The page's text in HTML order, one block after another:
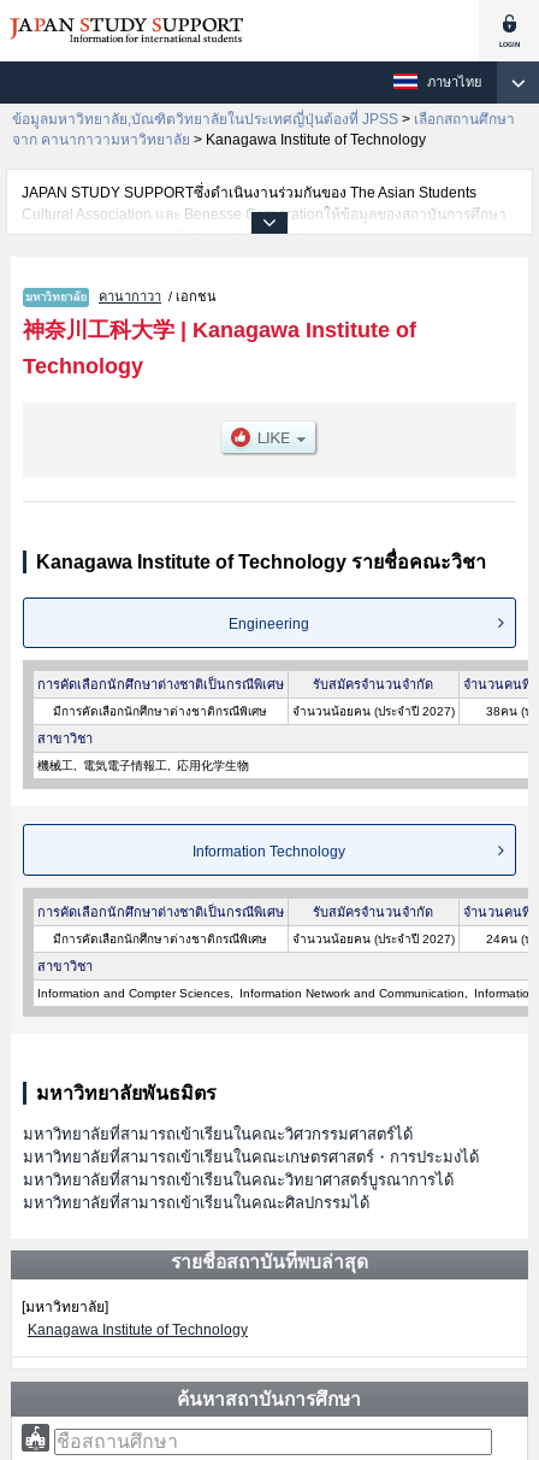
ภาษาไทย
ข้อมูลมหาวิทยาลัย,บัณฑิตวิทยาลัยในประเทศญี่ปุ่นต้องที่ JPSS > เลือกสถานศึกษา
จาก คานากาวามหาวิทยาลัย > Kanagawa Institute of Technology
JAPAN STUDY SUPPORTซึ่งดำเนินงานร่วมกันของ The Asian Students
Cultural Association และ Benesse Corporationให้ข้อมูลของสถาบันการศึกษา
ระดับมหาวิทยาลัย・บัณฑิตวิทยาลัย・วิทยาลัยระดับอนุปริญญา・วิทยาลัย
สำหรับนักศึกษาต่างชาติเช่นข้อมูลของแต่ละคณะ,ข้อมูลการสอบคัดเลือกเข้า
ศึกษาเช่นจำนวนคนที่รับสมัครหรือจำนวนคนที่ผ่านการสอบคัดเลือก
เป็นต้น,แนะนำสถานที่,การเดินทางเป็นต้นไว้ด้วยดังนั้นขอเชิญใช้บริการค้นหา
ข้อมูลตามอัธยาศัย
คานากาวา / เอกชน
神奈川工科大学| Kanagawa Institute of
Technology
Kanagawa Institute of Technology รายชื่อคณะวิชา
Engineering
การคัดเลือกนักศึกษาต่างชาติเป็นกรณีพิเศษ รับสมัครจำนวนจำกัด จำนวนคนที่
มีการคัดเลือกนักศึกษาต่างชาติกรณีพิเศษ จำนวนน้อยคน (ประจำปี 2027) 38คน (ป
สาขาวิชา
機械工 電気電子情報工 応用化学生物
Information Technology
การคัดเลือกนักศึกษาต่างชาติเป็นกรณีพิเศษ รับสมัครจำนวนจำกัด จำนวนคนที่
มีการคัดเลือกนักศึกษาต่างชาติกรณีพิเศษ จำนวนน้อยคน (ประจำปี 2027) 24คน (ป
สาขาวิชา
Information and Compter Sciences Information Network and Communication
มหาวิทยาลัยพันธมิตร
มหาวิทยาลัยที่สามารถเข้าเรียนในคณะวิศวกรรมศาสตร์ได้
มหาวิทยาลัยที่สามารถเข้าเรียนในคณะเกษตรศาสตร์・การประมงได้
มหาวิทยาลัยที่สามารถเข้าเรียนในคณะวิทยาศาสตร์บูรณาการได้
มหาวิทยาลัยที่สามารถเข้าเรียนในคณะศิลปกรรมได้
รายชื่อสถาบันที่พบล่าสุด
[มหาวิทยาลัย]
Kanagawa Institute of Technology
ค้นหาสถาบันการศึกษา